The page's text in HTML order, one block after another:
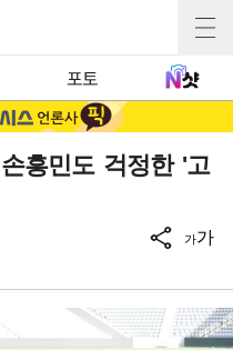
포토
흥민도 걱정한 '고
가가